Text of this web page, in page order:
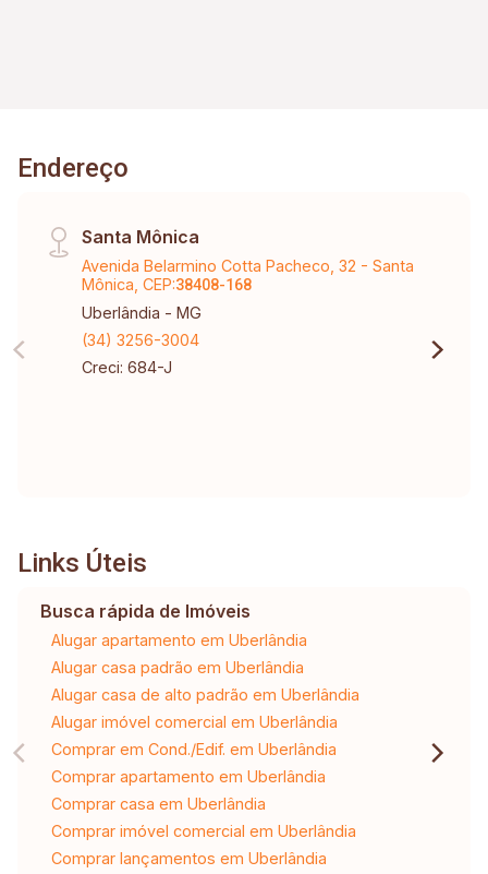
Endereço
Santa Mônica
Avenida Belarmino Cotta Pacheco, 32 - Santa
Mônica, CEP:38408-168
Uberlândia - MG
(34) 3256-3004
Creci: 684-J
Links Úteis
Busca rápida de Imóveis
Alugar apartamento em Uberlândia
Alugar casa padrão em Uberlândia
Alugar casa de alto padrão em Uberlândia
Alugar imóvel comercial em Uberlândia
Comprar em Cond./Edif. em Uberlândia
Comprar apartamento em Uberlândia
Comprar casa em Uberlândia
Comprar imóvel comercial em Uberlândia
Comprar lançamentos em Uberlândia